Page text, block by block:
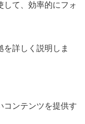
して、効率的にフォ
を詳しく説明しま
コンテンツを提供す